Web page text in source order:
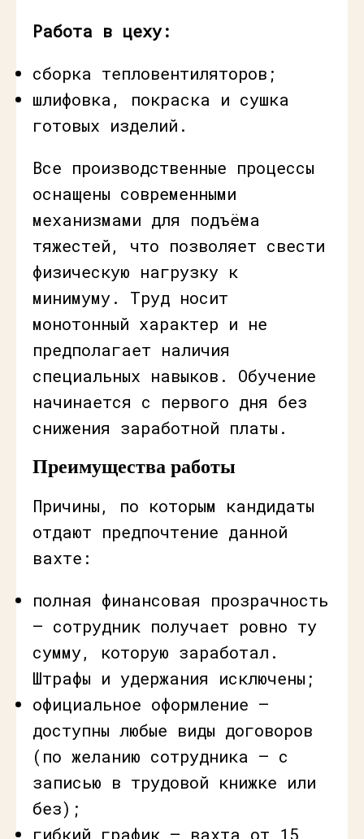
Работа в цеху:
сборка тепловентиляторов;
шлифовка, покраска и сушка
готовых изделий.
Все производственные процессы
оснащены современными
механизмами для подъёма
тяжестей, что позволяет свести
физическую нагрузку к
минимуму. Труд носит
монотонный характер и не
предполагает наличия
специальных навыков. Обучение
начинается с первого дня без
снижения заработной платы.
Преимущества работы
Причины, по которым кандидаты
отдают предпочтение данной
вахте:
полная финансовая прозрачность
— сотрудник получает ровно ту
сумму, которую заработал.
Штрафы и удержания исключены;
официальное оформление —
доступны любые виды договоров
(по желанию сотрудника — с
записью в трудовой книжке или
без);
гибкий график — вахта от 15